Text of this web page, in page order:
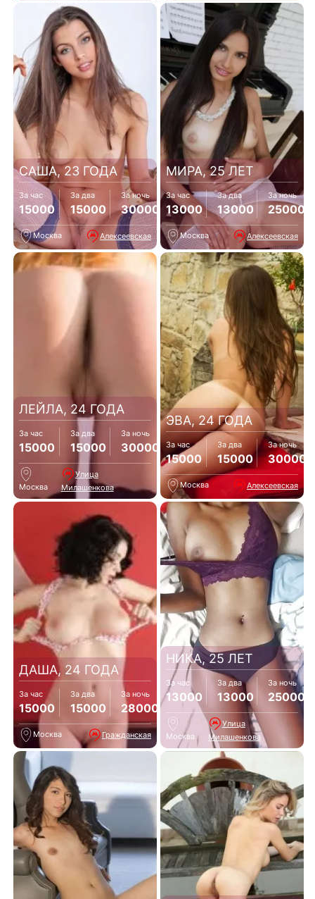
САША, 23 ГОДА
За час
15000
За два
15000
За ночь
30000
Москва Алексеевская
МИРА, 25 ЛЕТ
За час
13000
За два
13000
За ночь
25000
Москва Алексеевская
ЛЕЙЛА, 24 ГОДА
За час
15000
За два
15000
За ночь
30000
Москва
Улица
Милашенкова
ЭВА, 24 ГОДА
За час
15000
За два
15000
За ночь
30000
Москва Алексеевская
ДАША, 24 ГОДА
За час
15000
За два
15000
За ночь
28000
Москва Гражданская
НИКА, 25 ЛЕТ
За час
13000
За два
13000
За ночь
25000
Москва
Улица
Милашенкова